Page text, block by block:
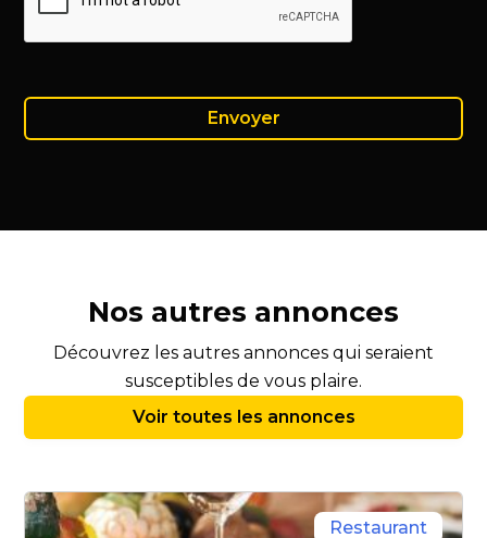
Nos autres annonces
Découvrez les autres annonces qui seraient
susceptibles de vous plaire.
Voir toutes les annonces
Restaurant